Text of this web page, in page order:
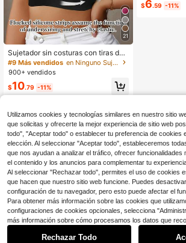
21
Sujetador sin costuras con tiras de
gel suaves para mujer de talla gran
de, sujetador con soporte inalámbri
co y efecto push-up
#9 Más vendidos
en Ninguno Sujetadores de talla grande
900+ vendidos
$10.79 -11%
uello halter y
$6.59 -11%
Utilizamos cookies y tecnologías similares en nuestro sitio
que solicitas y ofrecerte la mejor experiencia de sitio web
todo", "Aceptar todo" o establecer tu preferencia de cookies
elección. Al seleccionar "Aceptar todo", estableceremos
que nos ayudan a analizar el tráfico, ofrecer funcionalidades
el contenido y los anuncios para complementar tu
Al seleccionar "Rechazar todo", permites el uso de cookies
que hacen que nuestro sitio web funcione. Puedes
configuración de tu navegador, pero esto puede afectar el
Para obtener más información sobre las cookies que
configuraciones de cookies opcionales, selecciona
más información sobre cómo procesamos los datos que
Rechazar Todo